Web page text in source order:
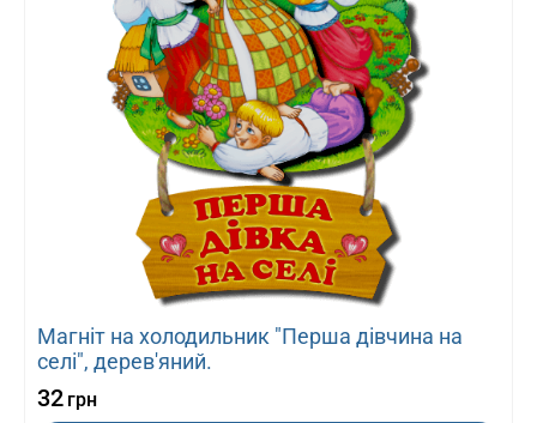
Магніт на холодильник "Перша дівчина на
селі", дерев'яний.
32 грн